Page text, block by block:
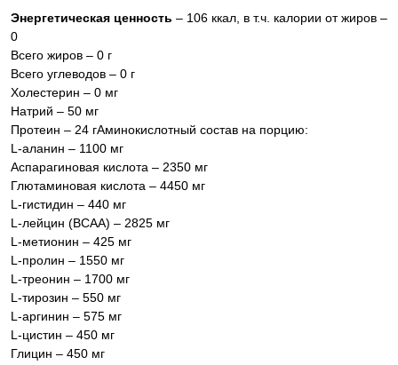
Энергетическая ценность – 106 ккал, в т.ч. калории от жиров –
0
Всего жиров – 0 г
Всего углеводов – 0 г
Холестерин – 0 мг
Натрий – 50 мг
Протеин – 24 гАминокислотный состав на порцию:
L-аланин – 1100 мг
Аспарагиновая кислота – 2350 мг
Глютаминовая кислота – 4450 мг
L-гистидин – 440 мг
L-лейцин (BCAA) – 2825 мг
L-метионин – 425 мг
L-пролин – 1550 мг
L-треонин – 1700 мг
L-тирозин – 550 мг
L-аргинин – 575 мг
L-цистин – 450 мг
Глицин – 450 мг